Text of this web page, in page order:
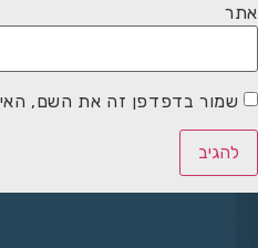
אתר
שמור בדפדפן זה את השם,